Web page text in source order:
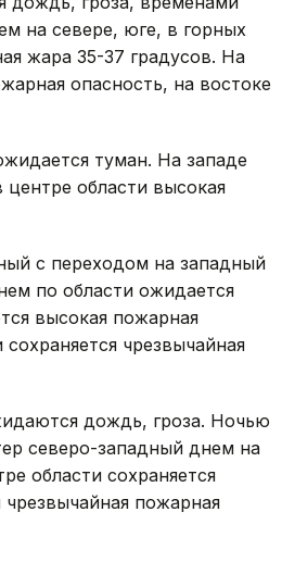
на севере, юге, в горных
жара 35-37 градусов. На
опасность, на востоке
туман. На западе
центре области высокая
с переходом на западный
по области ожидается
высокая пожарная
чрезвычайная
дождь, гроза. Ночью
северо-западный днем на
области сохраняется
пожарная